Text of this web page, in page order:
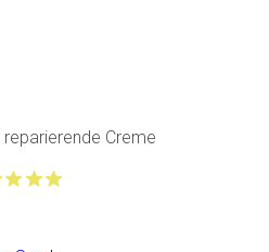
Creme